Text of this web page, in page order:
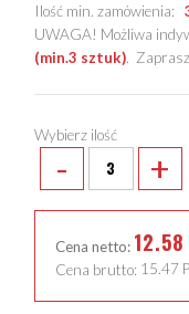
Ilość min. zamówienia:
UWAGA! Możliwa
(min.3 sztuk).
Wybierz ilość
- +
Cena netto: 12.58
Cena brutto: 15.47